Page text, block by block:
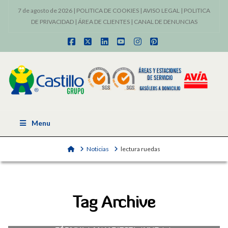
7 de agosto de 2026 | POLITICA DE COOKIES | AVISO LEGAL | POLITICA
DE PRIVACIDAD| ÁREA DE CLIENTES| CANAL DE DENUNCIAS
Facebook
X LinkedInYouTubeInstagram
Pinterest
Menu
HomeNoticias lectura ruedas
Tag Archive